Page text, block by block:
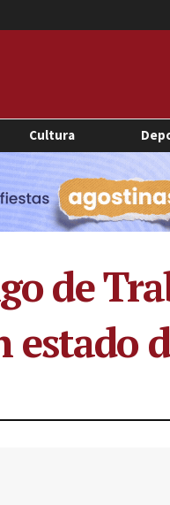
Cultura
de
estado